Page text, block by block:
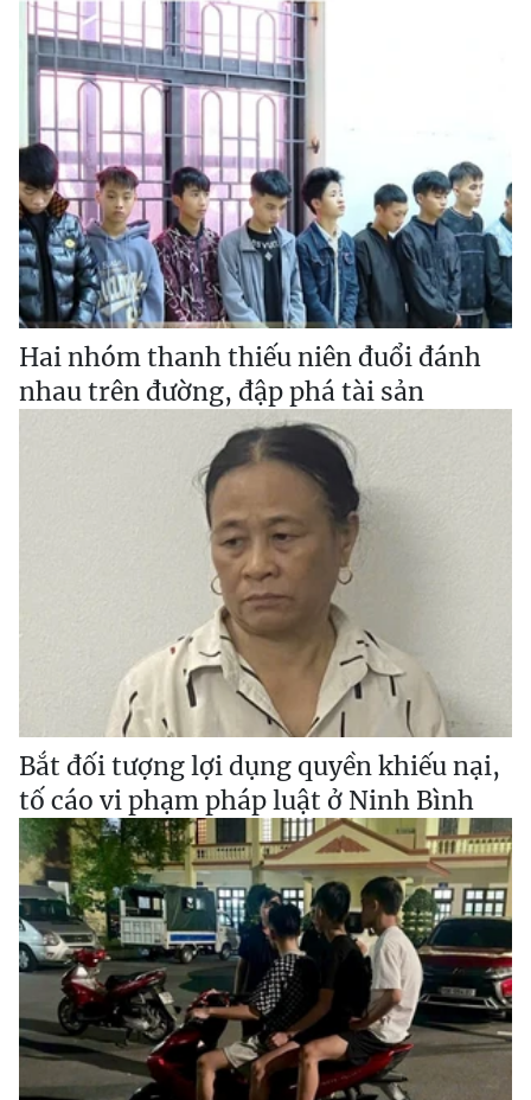
Hai nhóm thanh thiếu niên đuổi đánh
nhau trên đường, đập phá tài sản
Bắt đối tượng lợi dụng quyền khiếu nại,
tố cáo vi phạm pháp luật ở Ninh Bình